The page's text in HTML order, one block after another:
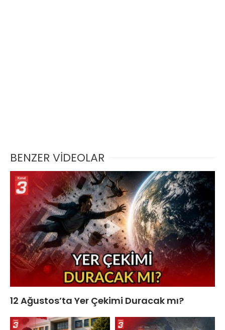
BENZER VİDEOLAR
12 Ağustos’ta Yer Çekimi Duracak mı?